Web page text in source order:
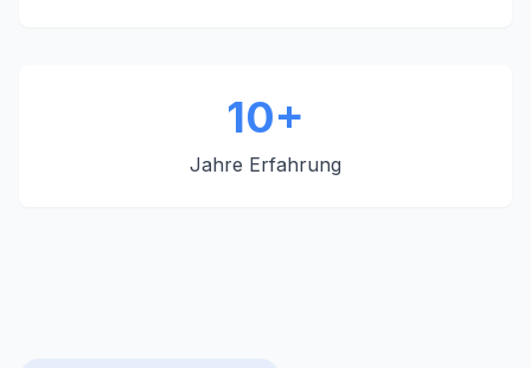
10+
Jahre Erfahrung